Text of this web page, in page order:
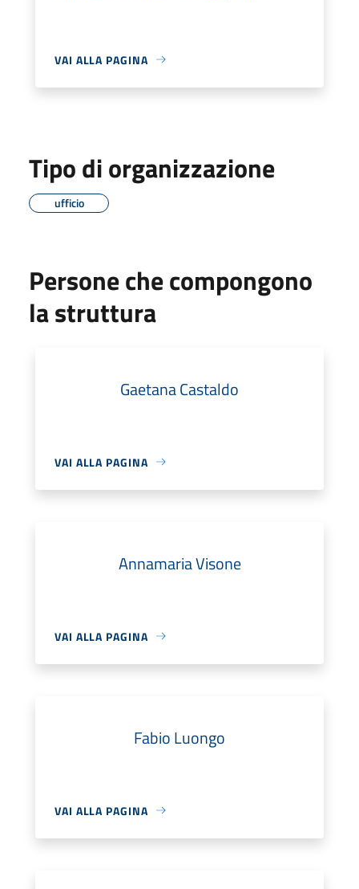
VAI ALLA PAGINA
Tipo di organizzazione
ufficio
Persone che compongono
la struttura
Gaetana Castaldo
VAI ALLA PAGINA
Annamaria Visone
VAI ALLA PAGINA
Fabio Luongo
VAI ALLA PAGINA